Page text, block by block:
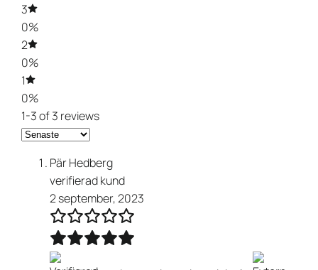
3
0%
2
0%
1
0%
1-3 of 3 reviews
Pär Hedberg
verifierad kund
2 september, 2023